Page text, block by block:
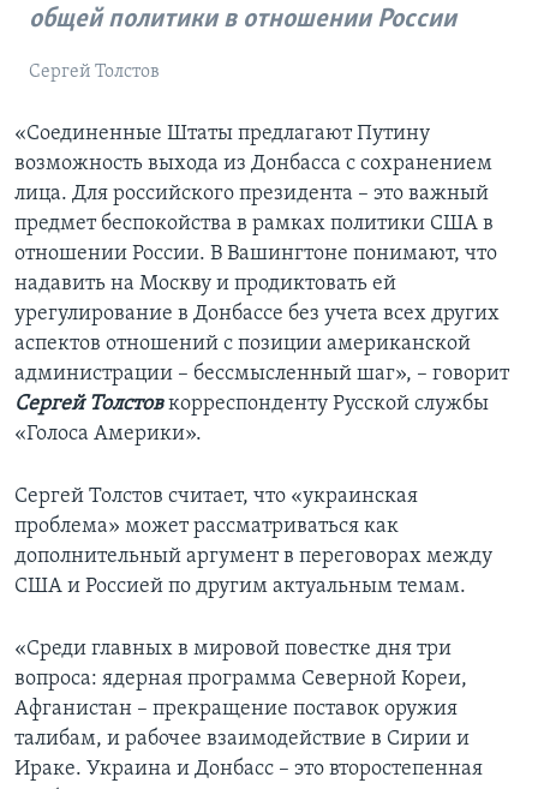
общей политики в отношении России
Сергей Толстов
«Соединенные Штаты предлагают Путину
возможность выхода из Донбасса с сохранением
лица. Для российского президента – это важный
предмет беспокойства в рамках политики США в
отношении России. В Вашингтоне понимают, что
надавить на Москву и продиктовать ей
урегулирование в Донбассе без учета всех других
аспектов отношений с позиции американской
администрации – бессмысленный шаг», – говорит
Сергей Толстовкорреспонденту Русской службы
«Голоса Америки».
Сергей Толстов считает, что «украинская
проблема» может рассматриваться как
дополнительный аргумент в переговорах между
США и Россией по другим актуальным темам.
«Среди главных в мировой повестке дня три
вопроса: ядерная программа Северной Кореи,
Афганистан – прекращение поставок оружия
талибам, и рабочее взаимодействие в Сирии и
Ираке. Украина и Донбасс – это второстепенная